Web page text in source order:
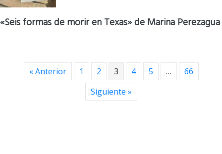
«Seis formas de morir en Texas» de Marina Perezagua
« Anterior 1 2 3 4 5 …
66
Siguiente »